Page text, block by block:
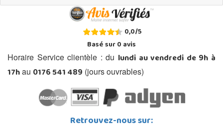
0,0/5
Basé sur0avis
Horaire Service clientèle : du lundi au vendredi de 9h à
17hau 0176 541 489 (jours ouvrables)
Retrouvez-nous sur: